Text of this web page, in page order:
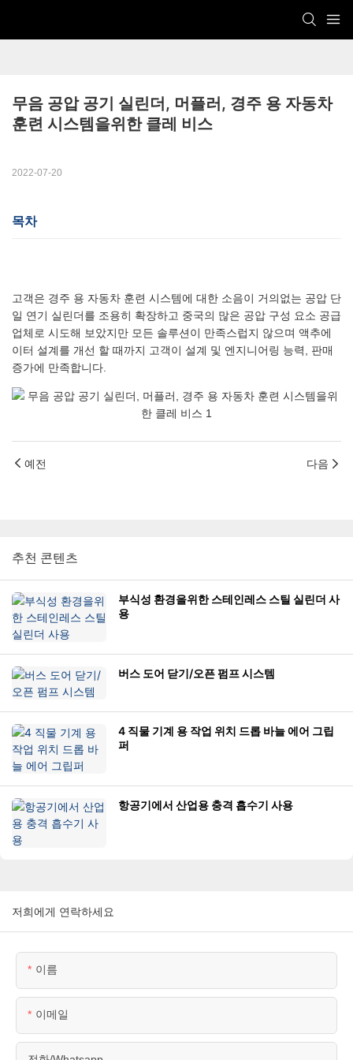
무음 공압 공기 실린더, 머플러, 경주 용 자동차
훈련 시스템을위한 클레 비스
2022-07-20
목차
고객은 경주 용 자동차 훈련 시스템에 대한 소음이 거의없는 공압 단
일 연기 실린더를 조용히 확장하고 중국의 많은 공압 구성 요소 공급
업체로 시도해 보았지만 모든 솔루션이 만족스럽지 않으며 액추에
이터 설계를 개선 할 때까지 고객이 설계 및 엔지니어링 능력, 판매
증가에 만족합니다.
예전 다음
추천 콘텐츠
부식성 환경을위한 스테인레스 스틸 실린더 사
용
버스 도어 닫기/오픈 펌프 시스템
4 직물 기계 용 작업 위치 드롭 바늘 에어 그립
퍼
항공기에서 산업용 충격 흡수기 사용
저희에게 연락하세요
이름
이메일